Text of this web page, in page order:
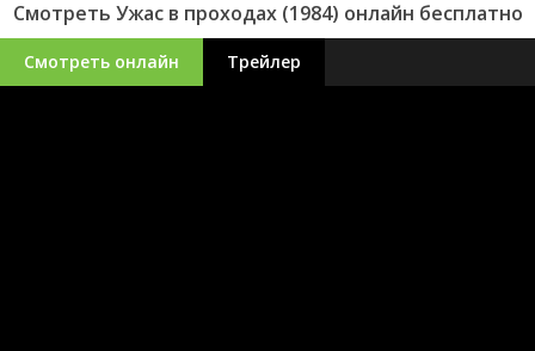
Смотреть Ужас в проходах (1984) онлайн бесплатно
Смотреть онлайн Трейлер